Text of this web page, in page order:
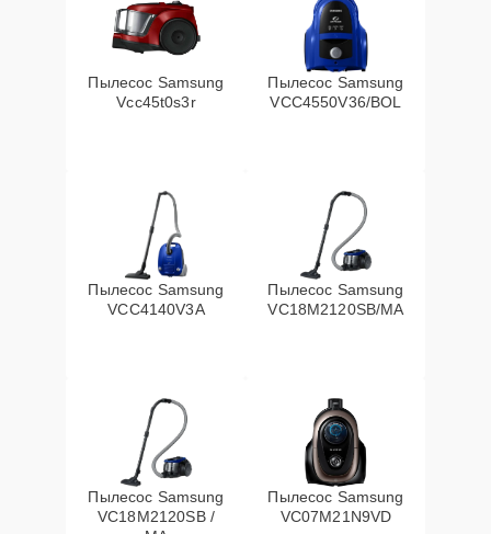
Пылесос Samsung
Vcc45t0s3r
Пылесос Samsung
VCC4550V36/BOL
Пылесос Samsung
VCC4140V3A
Пылесос Samsung
VC18M2120SB/MA
Пылесос Samsung
VC18M2120SB /
Пылесос Samsung
VC07M21N9VD